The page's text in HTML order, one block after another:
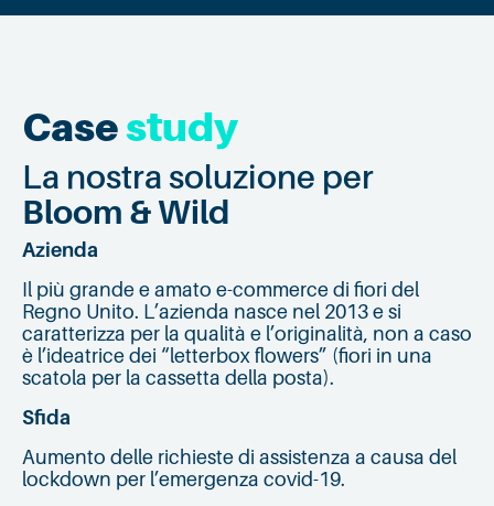
Casestudy
La nostra soluzione per
Bloom & Wild
Azienda
Il più grande e amato e-commerce di fiori del
Regno Unito. L’azienda nasce nel 2013 e si
caratterizza per la qualità e l’originalità, non a caso
è l’ideatrice dei “letterbox flowers” (fiori in una
scatola per la cassetta della posta).
Sfida
Aumento delle richieste di assistenza a causa del
lockdown per l’emergenza covid-19.